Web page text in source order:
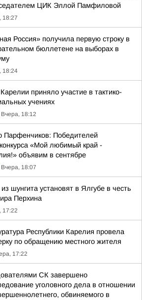
ЦИК Эллой Памфиловой
18:27
Россия» получила первую строку в
бюллетене на выборах в
18:24
приняло участие в тактико-
учениях
Вчера, 18:12
Парфенчиков: Победителей
«Мой любимый край -
объявим в сентябре
Вчера, 18:07
шунгита установят в Ялгубе в честь
Перхина
17:22
Республики Карелия провела
по обращению местного жителя
17:22
СК завершено
уголовного дела в отношении
обвиняемого в